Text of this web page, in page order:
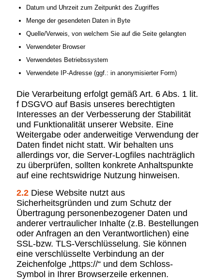
Datum und Uhrzeit zum Zeitpunkt des Zugriffes
Menge der gesendeten Daten in Byte
Quelle/Verweis, von welchem Sie auf die Seite gelangten
Verwendeter Browser
Verwendetes Betriebssystem
Verwendete IP-Adresse (ggf.: in anonymisierter Form)
Die Verarbeitung erfolgt gemäß Art. 6 Abs. 1 lit.
f DSGVO auf Basis unseres berechtigten
Interesses an der Verbesserung der Stabilität
und Funktionalität unserer Website. Eine
Weitergabe oder anderweitige Verwendung der
Daten findet nicht statt. Wir behalten uns
allerdings vor, die Server-Logfiles nachträglich
zu überprüfen, sollten konkrete Anhaltspunkte
auf eine rechtswidrige Nutzung hinweisen.
2.2Diese Website nutzt aus
Sicherheitsgründen und zum Schutz der
Übertragung personenbezogener Daten und
anderer vertraulicher Inhalte (z.B. Bestellungen
oder Anfragen an den Verantwortlichen) eine
SSL-bzw. TLS-Verschlüsselung. Sie können
eine verschlüsselte Verbindung an der
Zeichenfolge „https://“ und dem Schloss-
Symbol in Ihrer Browserzeile erkennen.